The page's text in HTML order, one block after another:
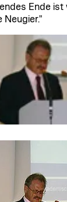
Ende
Neugier."